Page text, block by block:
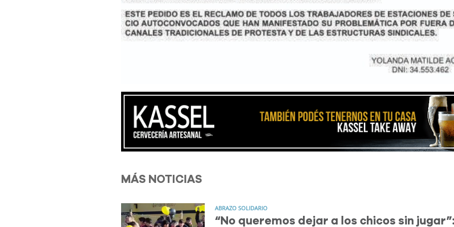
MÁS NOTICIAS
ABRAZO SOLIDARIO
“No queremos dejar a los chicos sin